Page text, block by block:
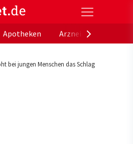
offizielle Gesundheitsportal der
Apotheken
bei jungen Menschen das Schlaganfall-Risiko